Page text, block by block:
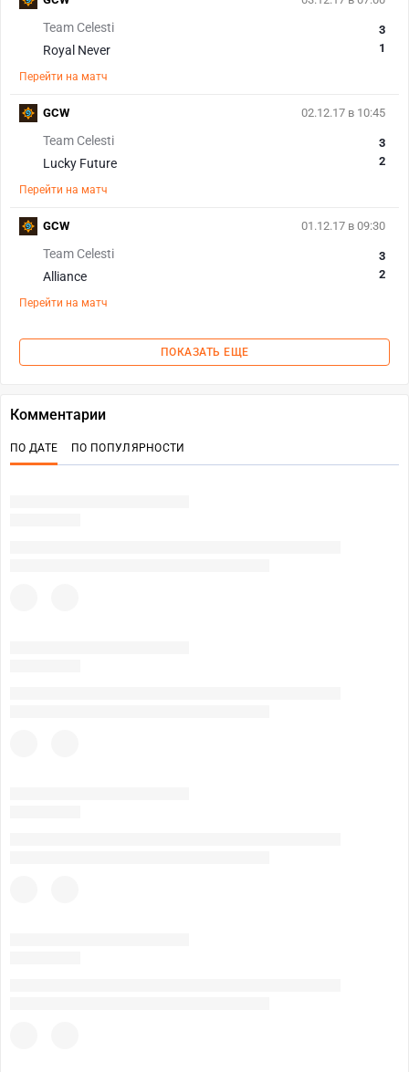
Team Celesti
Royal Never
3
1
Перейти на матч
02.12.17 в 10:45
Team Celesti
Lucky Future
3
2
Перейти на матч
GCW
01.12.17 в 09:30
Team Celesti
Alliance
3
2
Перейти на матч
GCW
ПОКАЗАТЬ ЕЩЕ
Комментарии
ПО ДАТЕ ПО ПОПУЛЯРНОСТИ